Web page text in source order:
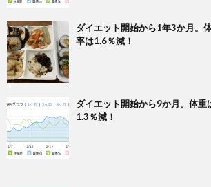
ダイエット開始から1年3か月。
率は1.6％減！
ダイエット開始から9か月。体
1.3％減！